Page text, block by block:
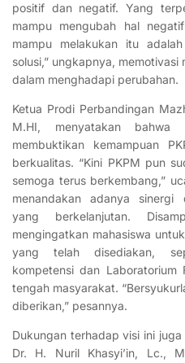
positif dan negatif. Yang
mampu mengubah hal
mampu melakukan itu
solusi,” ungkapnya,
dalam menghadapi perubahan.
Ketua Prodi Perbandingan
M.HI, menyatakan
membuktikan kemampuan
berkualitas. “Kini PKPM pun
semoga terus berkembang,”
menandakan adanya sinergi
yang berkelanjutan.
mengingatkan mahasiswa
yang telah disediakan,
kompetensi dan
tengah masyarakat.
diberikan,” pesannya.
Dukungan terhadap visi ini
Dr. H. Nuril Khasyi’in, Lc.,